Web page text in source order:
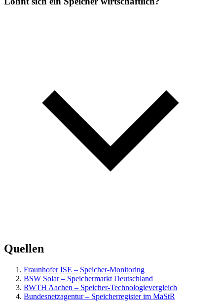
Quellen
Fraunhofer ISE – Speicher-Monitoring
BSW Solar – Speichermarkt Deutschland
RWTH Aachen – Speicher-Technologievergleich
Bundesnetzagentur – Speicherregister im MaStR